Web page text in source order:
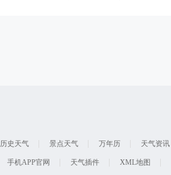
历史天气 景点天气 万年历 天气资讯
手机APP官网 天气插件 XML地图